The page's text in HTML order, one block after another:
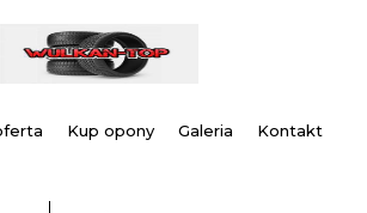
Kup opony Galeria Kontakt